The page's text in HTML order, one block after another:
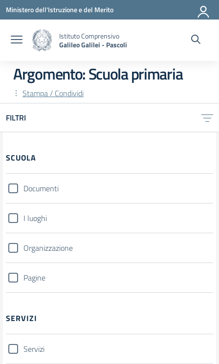
Vai ai contenuti
Vai al menu di navigazione
Vai al footer
Ministero dell'Istruzione e del Merito
Istituto Comprensivo
Galileo Galilei - Pascoli
Argomento: Scuola primaria
Stampa / Condividi
FILTRI
SCUOLA
Documenti
I luoghi
Organizzazione
Pagine
SERVIZI
Servizi